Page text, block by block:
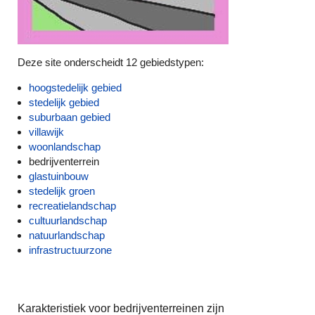
Deze site onderscheidt 12 gebiedstypen:
hoogstedelijk gebied
stedelijk gebied
suburbaan gebied
villawijk
woonlandschap
bedrijventerrein
glastuinbouw
stedelijk groen
recreatielandschap
cultuurlandschap
natuurlandschap
infrastructuurzone
Karakteristiek voor bedrijventerreinen zijn